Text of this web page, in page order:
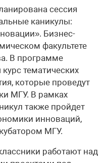
сессия
каникулы:
Бизнес-
факультете
В программе
тематических
которые проведут
МГУ. В рамках
также пройдет
инноваций,
МГУ.
работают над